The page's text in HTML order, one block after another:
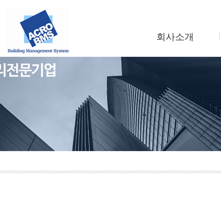
회사소개
조직도
사업소개
찾아오시는길